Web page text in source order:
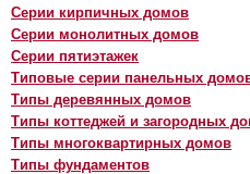
Серии кирпичных домов
Серии монолитных домов
Серии пятиэтажек
Типовые серии панельных
Типы деревянных домов
Типы коттеджей и загородных
Типы многоквартирных домов
Типы фундаментов